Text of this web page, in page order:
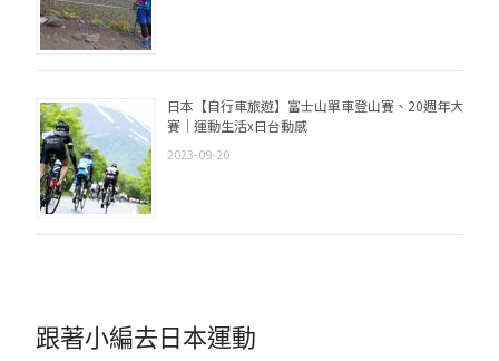
日本【自行車旅遊】富士山單車登山賽、20週年大
賽｜運動生活x日台動感
2023-09-20
跟著小編去日本運動